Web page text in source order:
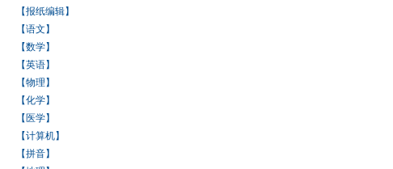
【报纸编辑】
【语文】
【数学】
【英语】
【物理】
【化学】
【医学】
【计算机】
【拼音】